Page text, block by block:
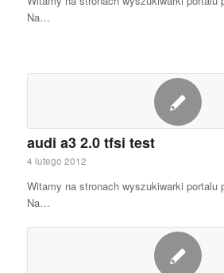
Na…
audi a3 2.0 tfsi test
4 lutego 2012
Witamy na stronach wyszukiwarki portalu
Na…